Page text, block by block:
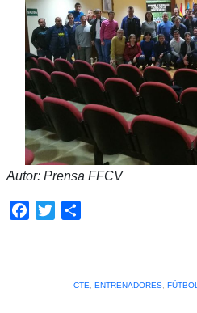
Autor: Prensa FFCV
Facebook
Twitter
CTE
ENTRENADORES, FÚTBOL